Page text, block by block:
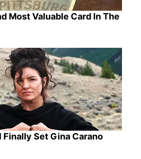
Most Valuable Card In The
Set Gina Carano